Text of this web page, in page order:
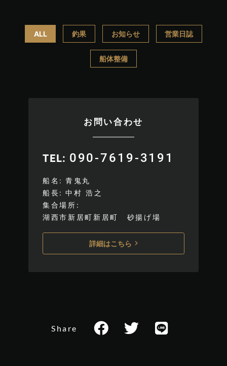
ALL 釣果 お知らせ 営業日誌
船体整備
お問い合わせ
TEL 090-7619-3191
船名
青鬼丸
船長
中村 浩之
集合場所
湖西市新居町新居町 砂揚げ場
詳細はこちら
Share